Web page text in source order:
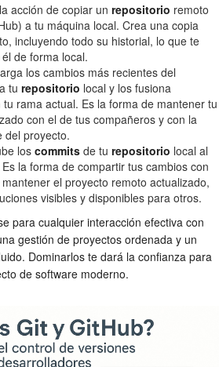
acción de copiar un repositorio remoto
a tu máquina local. Crea una copia
incluyendo todo su historial, lo que te
de forma local.
los cambios más recientes del
tu repositorio local y los fusiona
rama actual. Es la forma de mantener tu
con el de tus compañeros y con la
del proyecto.
los commits de tu repositorio local al
la forma de compartir tus cambios con
el proyecto remoto actualizado,
visibles y disponibles para otros.
para cualquier interacción efectiva con
gestión de proyectos ordenada y un
Dominarlos te dará la confianza para
de software moderno.